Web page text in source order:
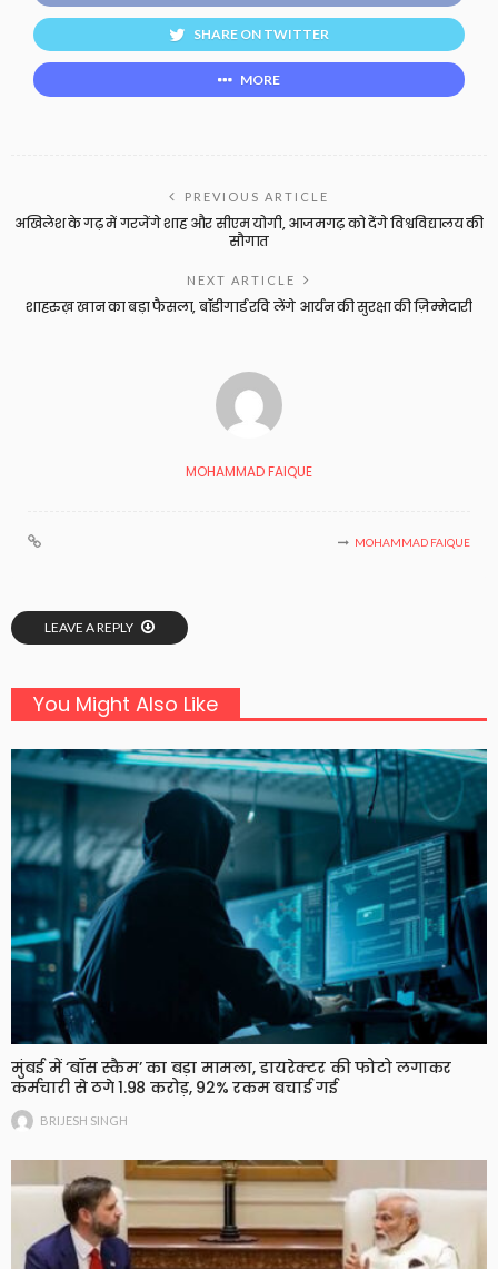
SHARE ON TWITTER
MORE
PREVIOUS ARTICLE
अखिलेश के गढ़ में गरजेंगे शाह और सीएम योगी, आजमगढ़ को देंगे विश्वविद्यालय की
सौगात
NEXT ARTICLE
शाहरुख़ खान का बड़ा फैसला, बॉडीगार्ड रवि लेंगे आर्यन की सुरक्षा की ज़िम्मेदारी
MOHAMMAD FAIQUE
MOHAMMAD FAIQUE
LEAVE A REPLY
You Might Also Like
मुंबई में ‘बॉस स्कैम’ का बड़ा मामला, डायरेक्टर की फोटो लगाकर
कर्मचारी से ठगे 1.98 करोड़, 92% रकम बचाई गई
BRIJESH SINGH